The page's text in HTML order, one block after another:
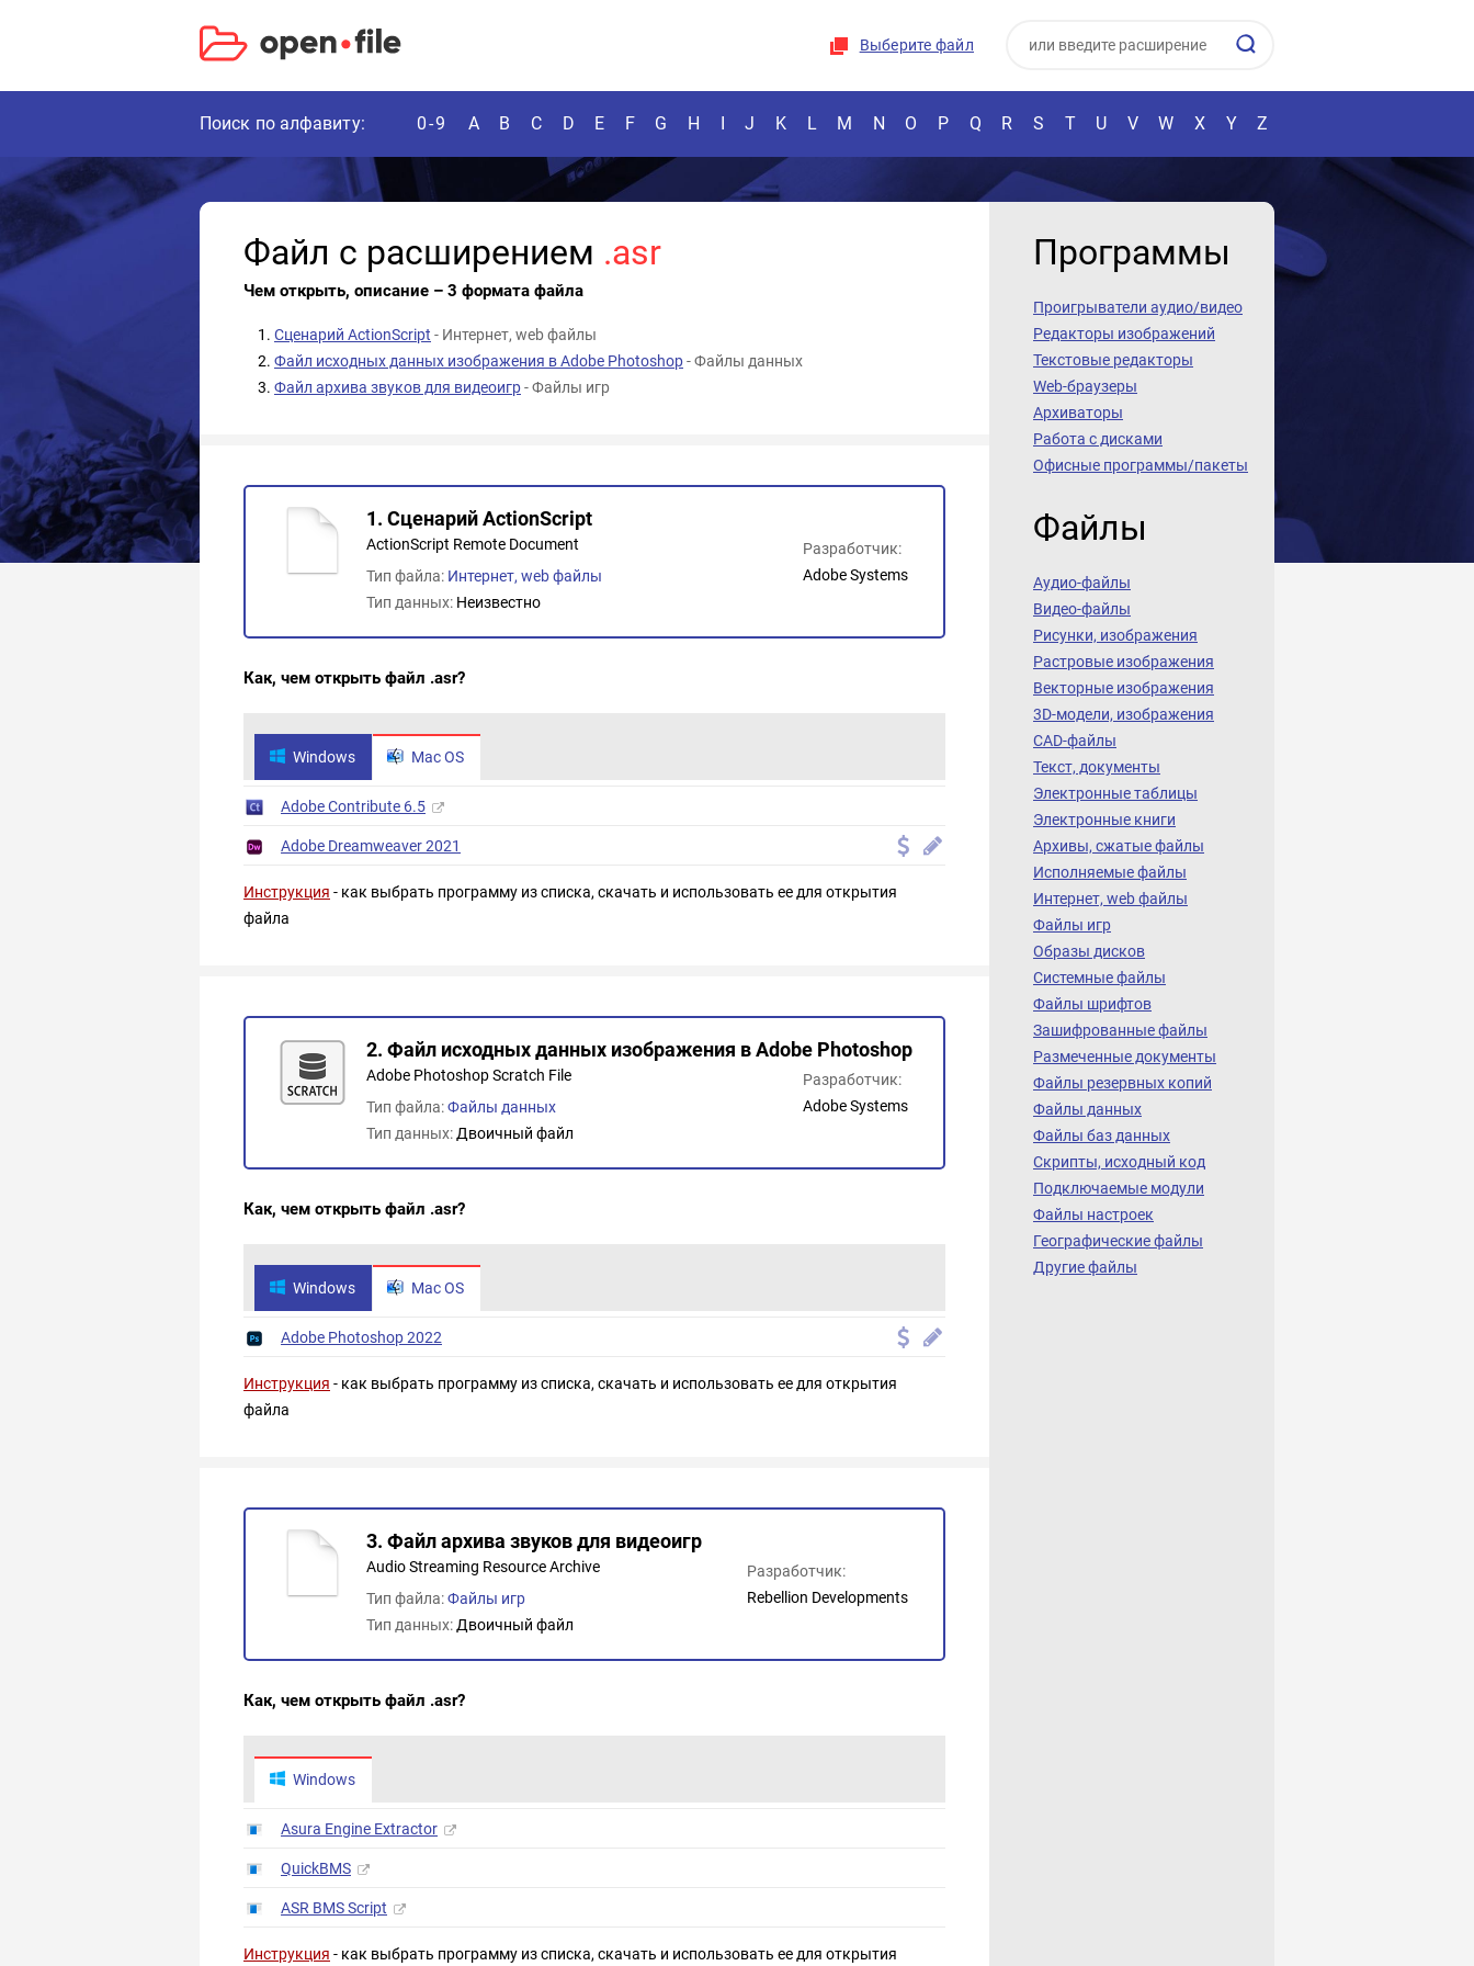
Выберите файл
Поиск по алфавиту: 0-9 A B C D E F G H I J K L M N O P Q R S T U V W X Y Z
Файл с расширением .asr
Чем открыть, описание – 3 формата файла
Сценарий ActionScript - Интернет, web файлы
Файл исходных данных изображения в Adobe Photoshop- Файлы данных
Файл архива звуков для видеоигр- Файлы игр
1. Сценарий ActionScript
ActionScript Remote Document
Тип файла: Интернет, web файлы
Тип данных: Неизвестно
Разработчик:
Adobe Systems
Как, чем открыть файл .asr?
Windows Mac OS
Adobe Contribute 6.5
Adobe Dreamweaver 2021
Инструкция - как выбрать программу из списка, скачать и использовать ее для открытия
файла
2. Файл исходных данных изображения в Adobe Photoshop
Adobe Photoshop Scratch File
Тип файла:Файлы данных
Тип данных: Двоичный файл
Разработчик:
Adobe Systems
Как, чем открыть файл .asr?
Windows Mac OS
Adobe Photoshop 2022
Инструкция - как выбрать программу из списка, скачать и использовать ее для открытия
файла
3. Файл архива звуков для видеоигр
Audio Streaming Resource Archive
Тип файла:Файлы игр
Тип данных: Двоичный файл
Разработчик:
Rebellion Developments
Как, чем открыть файл .asr?
Windows
Asura Engine Extractor
QuickBMS
ASR BMS Script
Инструкция - как выбрать программу из списка, скачать и использовать ее для открытия
Программы
Проигрыватели аудио/видео
Редакторы изображений
Текстовые редакторы
Web-браузеры
Архиваторы
Работа с дисками
Офисные программы/пакеты
Файлы
Аудио-файлы
Видео-файлы
Рисунки, изображения
Растровые изображения
Векторные изображения
3D-модели, изображения
CAD-файлы
Текст, документы
Электронные таблицы
Электронные книги
Архивы, сжатые файлы
Исполняемые файлы
Интернет, web файлы
Файлы игр
Образы дисков
Системные файлы
Файлы шрифтов
Зашифрованные файлы
Размеченные документы
Файлы резервных копий
Файлы данных
Файлы баз данных
Скрипты, исходный код
Подключаемые модули
Файлы настроек
Географические файлы
Другие файлы